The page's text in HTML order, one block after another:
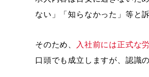
ない」「知らなかった」等と
そのため、 入社前には正式な
口頭でも成立しますが、認識